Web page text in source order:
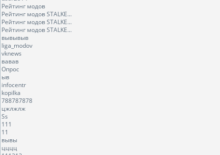
Рейтинг модов
Рейтинг модов STALKE...
Рейтинг модов STALKE...
Рейтинг модов STALKE...
вывывыв
liga_modov
vknews
вавав
Опрос
ыв
infocentr
kopilka
788787878
цжлжлж
Ss
111
11
вывы
цццц